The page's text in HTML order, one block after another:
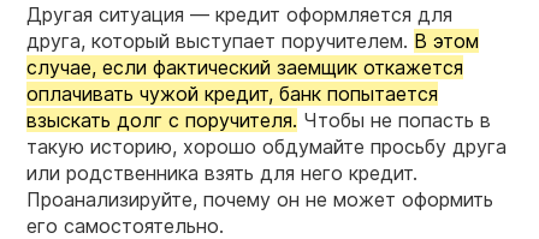
Другая ситуация — кредит оформляется для
друга, который выступает поручителем. В этом
случае, если фактический заемщик откажется
оплачивать чужой кредит, банк попытается
взыскать долг с поручителя. Чтобы не попасть в
такую историю, хорошо обдумайте просьбу друга
или родственника взять для него кредит.
Проанализируйте, почему он не может оформить
его самостоятельно.